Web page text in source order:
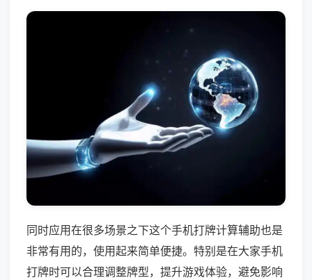
同时应用在很多场景之下这个手机打牌计算辅助也是
非常有用的，使用起来简单便捷。特别是在大家手机
打牌时可以合理调整牌型，提升游戏体验，避免影响